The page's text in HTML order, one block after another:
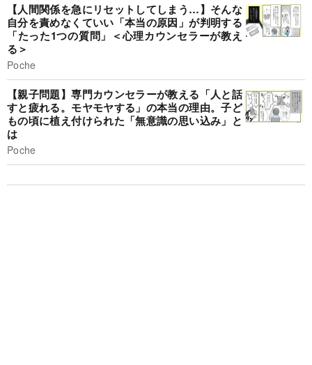
【人間関係を急にリセットしてしまう…】そんな
自分を責めなくていい「本当の原因」が判明する
「たった1つの質問」＜心理カウンセラーが教え
る＞
Poche
【親子問題】専門カウンセラーが教える「人と話
すと疲れる。モヤモヤする」の本当の理由。子ど
もの頃に植え付けられた「無意識の思い込み」と
は
Poche